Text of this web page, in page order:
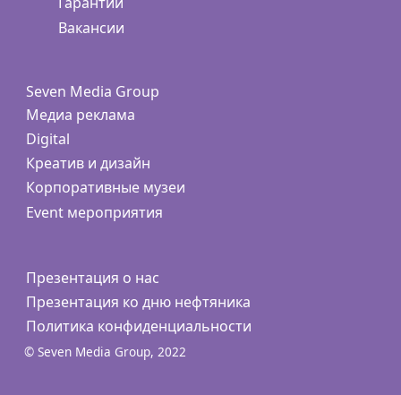
Вакансии
Seven Media Group
Медиа реклама
Digital
Креатив и дизайн
Корпоративные музеи
Event мероприятия
Презентация о нас
Презентация ко дню нефтяника
Политика конфиденциальности
© Seven Media Group, 2022